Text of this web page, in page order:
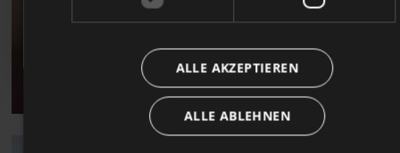
Beitragszahlung und
Erhöhung des Prozentsatzes
entgegennehmen.
ALLE AKZEPTIEREN
ALLE ABLEHNEN